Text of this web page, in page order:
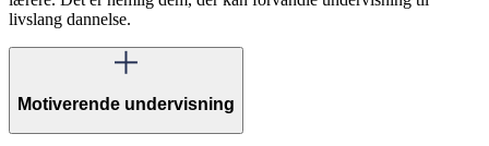
livslang dannelse.
Motiverende undervisning